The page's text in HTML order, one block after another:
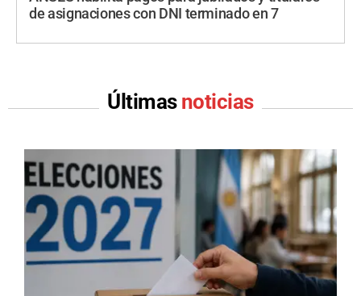
de asignaciones con DNI terminado en 7
Últimas noticias